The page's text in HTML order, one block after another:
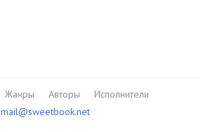
Жанры Авторы
Исполнители
mail@sweetbook.net